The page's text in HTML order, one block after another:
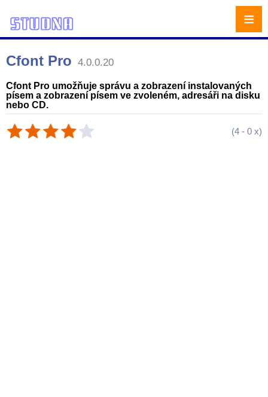
Cfont Pro 4.0.0.20
Cfont Pro umožňuje správu a zobrazení instalovaných
písem a zobrazení písem ve zvoleném, adresáři na disku
nebo CD.
(4 - 0 x)
≡